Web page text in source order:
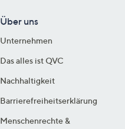
Über uns
Unternehmen
Das alles ist QVC
Nachhaltigkeit
Barrierefreiheitserklärung
Menschenrechte &